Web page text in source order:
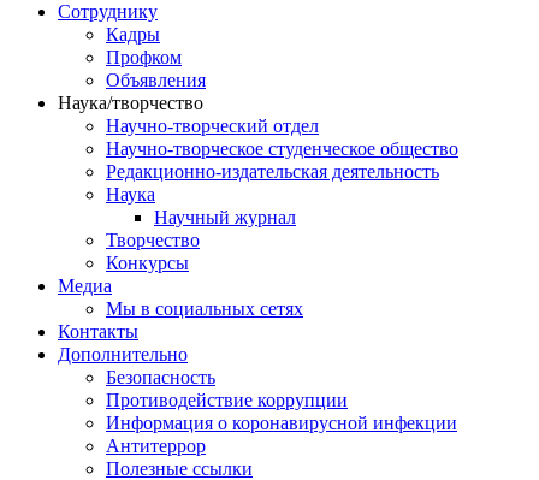
Сотруднику
Кадры
Профком
Объявления
Наука/творчество
Научно-творческий отдел
Научно-творческое студенческое общество
Редакционно-издательская деятельность
Наука
Научный журнал
Творчество
Конкурсы
Медиа
Мы в социальных сетях
Контакты
Дополнительно
Безопасность
Противодействие коррупции
Информация о коронавирусной инфекции
Антитеррор
Полезные ссылки